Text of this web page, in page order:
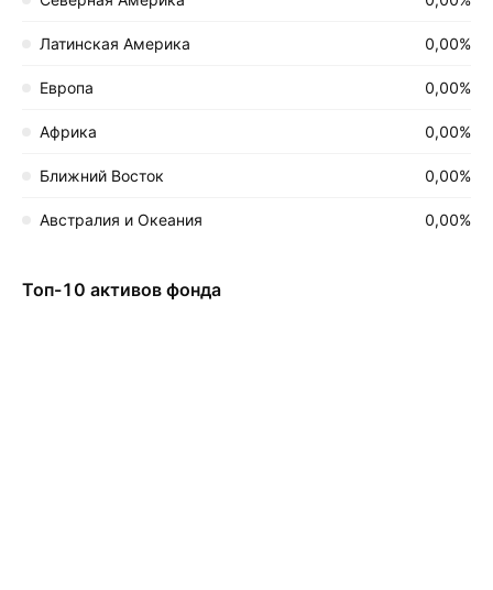
Латинская Америка 0,00%
Европа 0,00%
Африка 0,00%
Ближний Восток 0,00%
Австралия и Океания 0,00%
Топ-10 активов фонда